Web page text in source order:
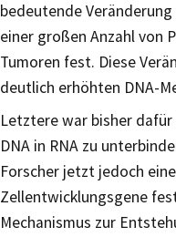
bedeutende
einer großen Anzahl von
Tumoren fest. Diese
deutlich erhöhten DNA-
Letztere war bisher
DNA in RNA zu
Forscher jetzt jedoch
Zellentwicklungsgene
Mechanismus zur